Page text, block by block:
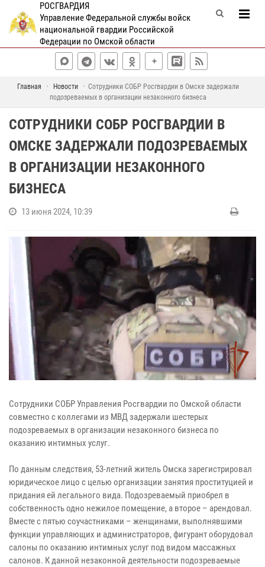
РОСГВАРДИЯ
Управление Федеральной службы войск
национальной гвардии Российской
Федерации по Омской области
Главная Новости
Сотрудники СОБР Росгвардии в Омске задержали
подозреваемых в организации незаконного бизнеса
СОТРУДНИКИ СОБР РОСГВАРДИИ В
ОМСКЕ ЗАДЕРЖАЛИ ПОДОЗРЕВАЕМЫХ
В ОРГАНИЗАЦИИ НЕЗАКОННОГО
БИЗНЕСА
13 июня 2024, 10:39
Сотрудники СОБР Управления Росгвардии по Омской области
совместно с коллегами из МВД задержали шестерых
подозреваемых в организации незаконного бизнеса по
оказанию интимных услуг.
По данным следствия, 53-летний житель Омска зарегистрировал
юридическое лицо с целью организации занятия проституцией и
придания ей легального вида. Подозреваемый приобрел в
собственность одно нежилое помещение, а второе – арендовал.
Вместе с пятью соучастниками – женщинами, выполнявшими
функции управляющих и администраторов, фигурант оборудовал
салоны по оказанию интимных услуг под видом массажных
салонов. К данной незаконной деятельности подозреваемые